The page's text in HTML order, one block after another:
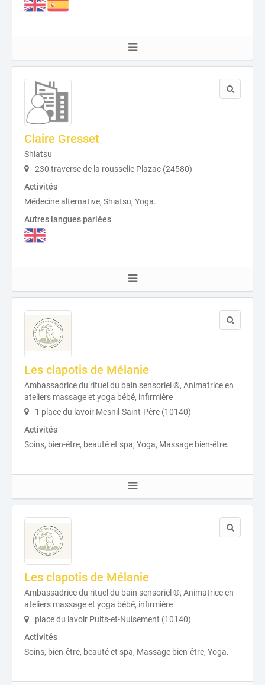
Claire Gresset
Shiatsu
230 traverse de la rousselie Plazac (24580)
Activités
Médecine alternative, Shiatsu, Yoga.
Autres langues parlées
Les clapotis de Mélanie
Ambassadrice du rituel du bain sensoriel ®, Animatrice en
ateliers massage et yoga bébé, infirmière
1 place du lavoir Mesnil-Saint-Père (10140)
Activités
Soins, bien-être, beauté et spa, Yoga, Massage bien-être.
Les clapotis de Mélanie
Ambassadrice du rituel du bain sensoriel ®, Animatrice en
ateliers massage et yoga bébé, infirmière
place du lavoir Puits-et-Nuisement (10140)
Activités
Soins, bien-être, beauté et spa, Massage bien-être, Yoga.